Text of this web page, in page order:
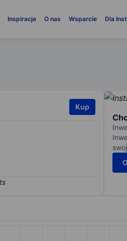
Inspiracje O nas Wsparcie Dla
Kup